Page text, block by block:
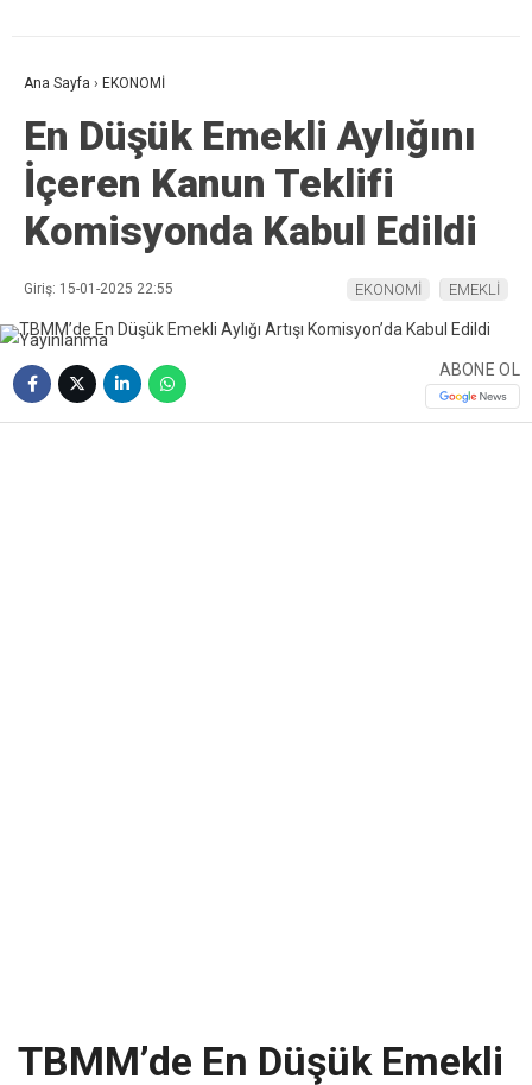
Ana Sayfa › EKONOMİ
En Düşük Emekli Aylığını
İçeren Kanun Teklifi
Komisyonda Kabul Edildi
Giriş: 15-01-2025 22:55 EKONOMİ EMEKLİ
ABONE OL
TBMM’de En Düşük Emekli